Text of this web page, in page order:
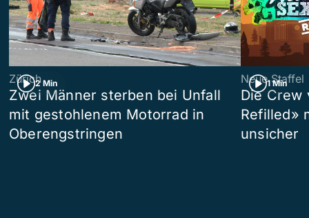
2 Min
Zürich
Zwei Männer sterben bei Unfall
mit gestohlenem Motorrad in
Oberengstringen
1 Min
Neue Staffel
Die Crew
Refilled»
unsicher